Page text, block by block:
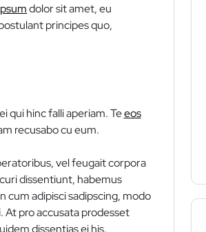
dolor sit amet, eu
principes quo,
qui hinc falli aperiam. Teeos
recusabo cu eum.
vel feugait corpora
dissentiunt, habemus
cum adipisci sadipscing, modo
At pro accusata prodesset
dissentias ei his.